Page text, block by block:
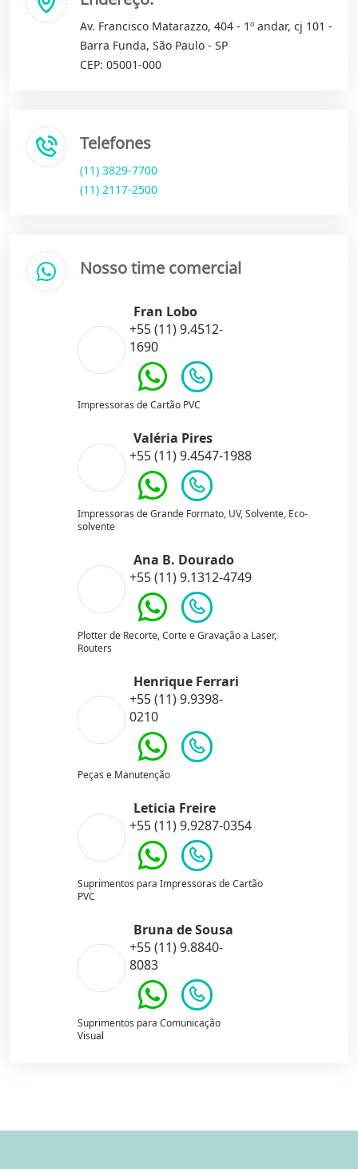
Av. Francisco Matarazzo, 404 - 1º andar, cj 101 -
Barra Funda, São Paulo - SP
CEP: 05001-000
Telefones
(11) 3829-7700
(11) 2117-2500
Nosso time comercial
Fran Lobo
+55 (11) 9.4512-
1690
Impressoras de Cartão PVC
Valéria Pires
+55 (11) 9.4547-1988
Impressoras de Grande Formato, UV, Solvente, Eco-
solvente
Ana B. Dourado
+55 (11) 9.1312-4749
Plotter de Recorte, Corte e Gravação a Laser,
Routers
Henrique Ferrari
+55 (11) 9.9398-
0210
Peças e Manutenção
Leticia Freire
+55 (11) 9.9287-0354
Suprimentos para Impressoras de Cartão
PVC
Bruna de Sousa
+55 (11) 9.8840-
8083
Suprimentos para Comunicação
Visual